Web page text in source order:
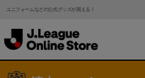
ユニフォームなどの公式グッズが買える！